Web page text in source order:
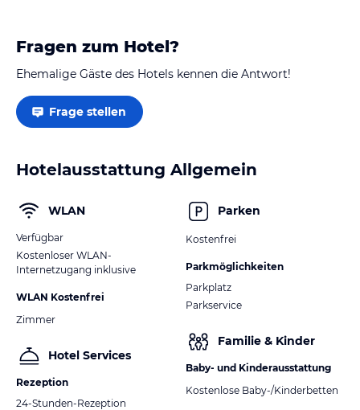
Fragen zum Hotel?
Ehemalige Gäste des Hotels kennen die Antwort!
Frage stellen
Hotelausstattung Allgemein
WLAN
Verfügbar
Kostenloser WLAN-
Internetzugang inklusive
WLAN Kostenfrei
Zimmer
Hotel Services
Rezeption
24-Stunden-Rezeption
Parken
Kostenfrei
Parkmöglichkeiten
Parkplatz
Parkservice
Familie & Kinder
Baby- und Kinderausstattung
Kostenlose Baby-/Kinderbetten